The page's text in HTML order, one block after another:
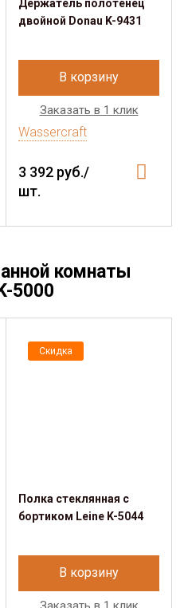
Держатель полотенец
двойной Donau K-9431
В корзину
Заказать в 1 клик
Wassercraft
3 392 руб./
шт.
комнаты
5000
Скидка
Полка стеклянная с
бортиком Leine K-5044
В корзину